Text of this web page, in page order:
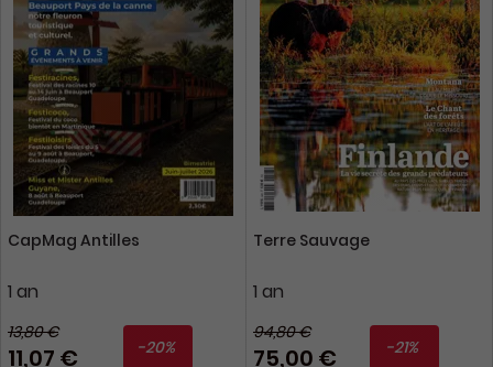
CapMag Antilles
1 an
13,80 €
11,07 € -20%
Terre Sauvage
1 an
94,80 €
75,00 € -21%